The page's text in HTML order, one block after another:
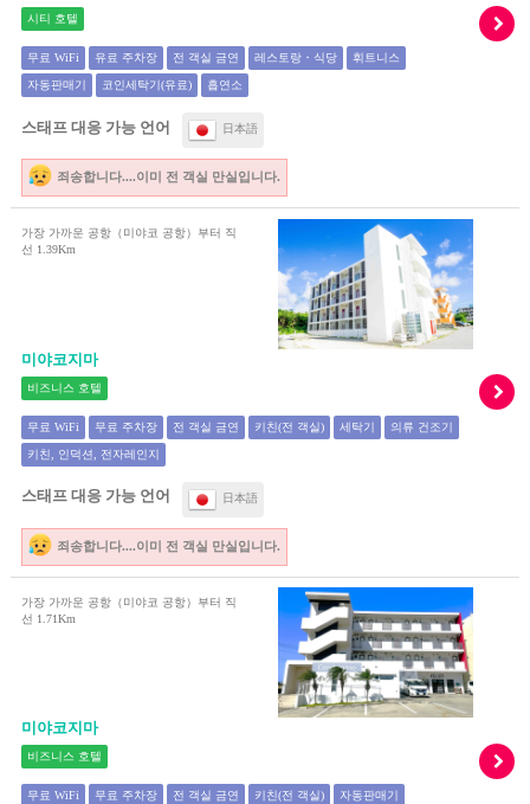
시티 호텔
무료 WiFi 유료 주차장 전 객실 금연 레스토랑・식당 휘트니스
자동판매기 코인세탁기(유료) 흡연소
스태프 대응 가능 언어 日本語
죄송합니다....이미 전 객실 만실입니다.
가장 가까운 공항（미야코 공항）부터 직
선 1.39Km
미야코지마
비즈니스 호텔
무료 WiFi 무료 주차장 전 객실 금연 키친(전 객실) 세탁기 의류 건조기
키친, 인덕션, 전자레인지
스태프 대응 가능 언어 日本語
죄송합니다....이미 전 객실 만실입니다.
가장 가까운 공항（미야코 공항）부터 직
선 1.71Km
미야코지마
비즈니스 호텔
무료 WiFi 무료 주차장 전 객실 금연 키친(전 객실) 자동판매기